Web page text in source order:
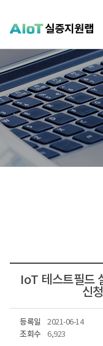
IoT 테스트필드
신
등록일
2021-06-14
조회수
6,923